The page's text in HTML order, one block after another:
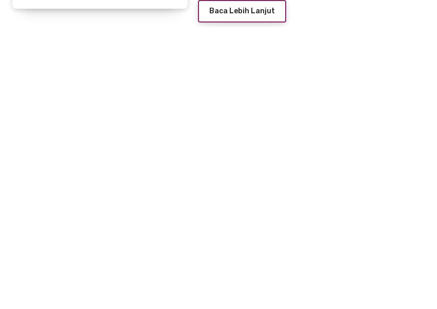
Baca Lebih Lanjut